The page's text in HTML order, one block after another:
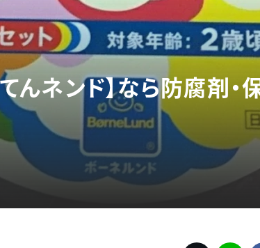
んネンド】なら防腐剤